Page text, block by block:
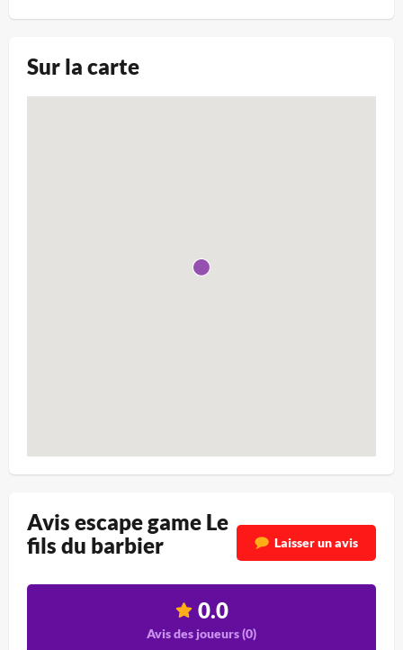
Sur la carte
Avis escape game Le
fils du barbier
Laisser un avis
0.0
Avis des joueurs (0)